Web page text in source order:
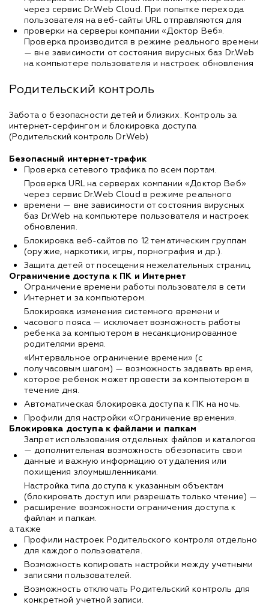
через сервис Dr.Web Cloud. При попытке перехода
пользователя на веб-сайты URL отправляются для
проверки на серверы компании «Доктор Веб».
Проверка производится в режиме реального времени
— вне зависимости от состояния вирусных баз Dr.Web
на компьютере пользователя и настроек обновления
Родительский контроль
Забота о безопаcности детей и близких. Контроль за
интернет-серфингом и блокировка доступа
(Родительский контроль Dr.Web)
Безопасный интернет-трафик
Проверка сетевого трафика по всем портам.
Проверка URL на серверах компании «Доктор Веб»
через сервис Dr.Web Cloud в режиме реального
времени — вне зависимости от состояния вирусных
баз Dr.Web на компьютере пользователя и настроек
обновления.
Блокировка веб-сайтов по 12 тематическим группам
(оружие, наркотики, игры, порнография и др.).
Защита детей от посещения нежелательных страниц.
Ограничение доступа к ПК и Интернет
Ограничение времени работы пользователя в сети
Интернет и за компьютером.
Блокировка изменения системного времени и
часового пояса — исключает возможность работы
ребенка за компьютером в несанкционированное
родителями время.
«Интервальное ограничение времени» (с
получасовым шагом) — возможность задавать время,
которое ребенок может провести за компьютером в
течение дня.
Автоматическая блокировка доступа к ПК на ночь.
Профили для настройки «Ограничение времени».
Блокировка доступа к файлами и папкам
Запрет использования отдельных файлов и каталогов
— дополнительная возможность обезопасить свои
данные и важную информацию от удаления или
похищения злоумышленниками.
Настройка типа доступа к указанным объектам
(блокировать доступ или разрешать только чтение) —
расширение возможности ограничения доступа к
файлам и папкам.
а также
Профили настроек Родительского контроля отдельно
для каждого пользователя.
Возможность копировать настройки между учетными
записями пользователей.
Возможность отключать Родительский контроль для
конкретной учетной записи.